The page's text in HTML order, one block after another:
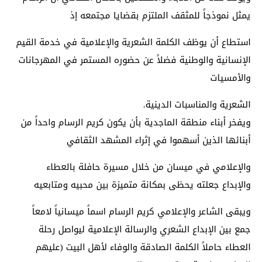
يمثل نموذجاً للمثقف الملتزم بقضايا مجتمعه إذ
استطاع أن يوظف الكلمة الشعرية والإعلامية في خدمة القيم
الإنسانية والوطنية فضلاً عن حضوره المستمر في المهرجانات
والأمسيات
الشعرية والمناسبات الدينية.
ويفخر أبناء منطقة الماجدية بأن يكون كريم الرسام واحداً من
أبنائها الذين أسهموا في إثراء المشهد الثقافي
والإعلامي في ميسان من خلال مسيرة حافلة بالعطاء
والإبداع جعلته يحظى بمكانة متميزة بين محبيه ومتابعيه
ويبقى الشاعر والإعلامي كريم الرسام اسماً ميسانياً لامعاً
جمع بين الإبداع الشعري والرسالة الإعلامية ليواصل رحلة
العطاء حاملاً الكلمة الصادقة والوفاء لأهل البيت (عليهم